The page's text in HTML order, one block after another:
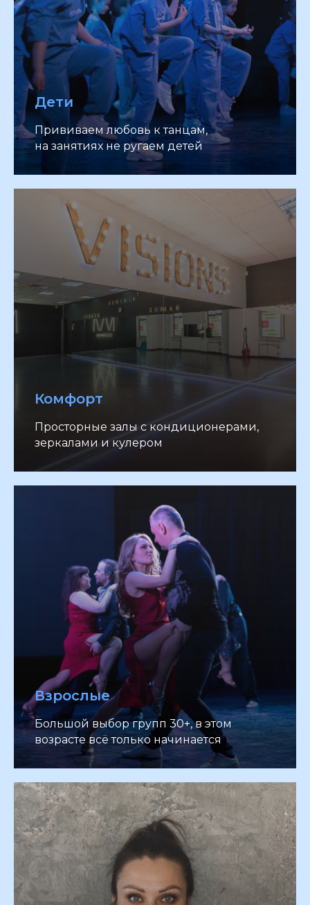
Дети
Прививаем любовь к танцам,
на занятиях не ругаем детей
Комфорт
Просторные залы с кондиционерами,
зеркалами и кулером
Взрослые
Большой выбор групп 30+, в этом
возрасте всё только начинается